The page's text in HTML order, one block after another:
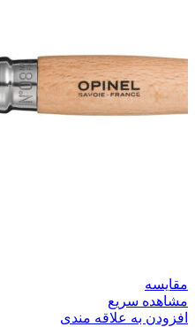
مقایسه
مشاهده سریع
افزودن به علاقه مندی